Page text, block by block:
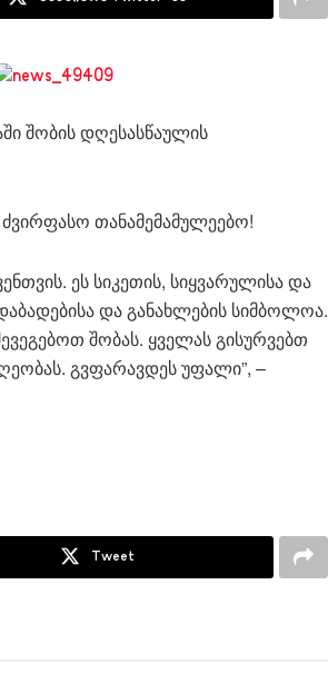
შობის დღესასწაულის
თანამემამულეებო!
ეს სიკეთის, სიყვარულისა და
და განახლების სიმბოლოა.
შობას. ყველას გისურვებთ
გვფარავდეს უფალი”, –
Tweet